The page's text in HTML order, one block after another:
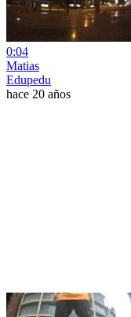
0:04
Matias
Edupedu
hace 20 años